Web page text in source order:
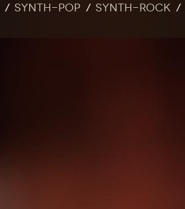
Synth-pop Synth-rock